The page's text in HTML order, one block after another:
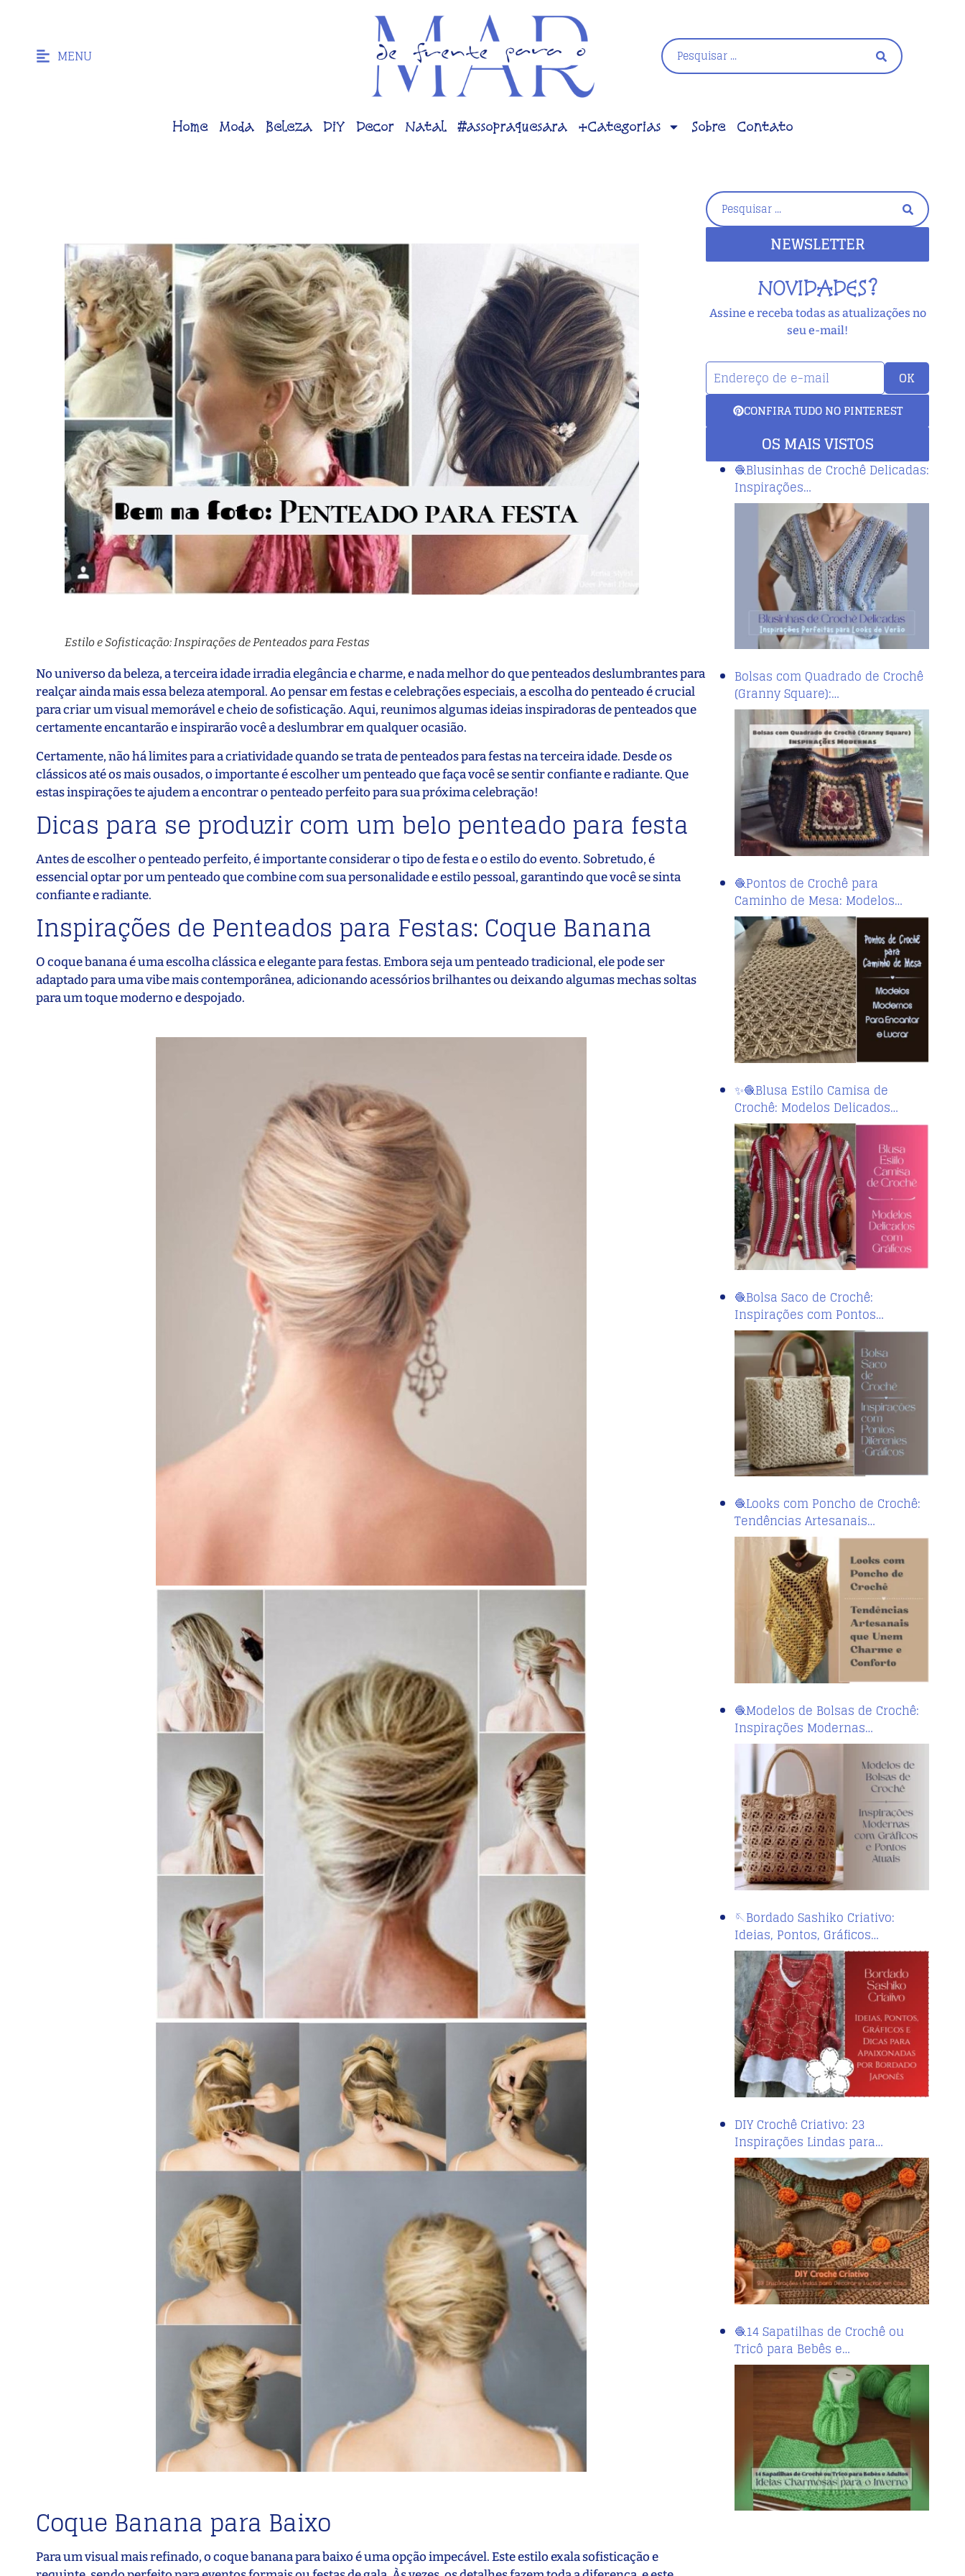
MENU
Home Moda Beleza DiY Decor Natal #assopraquesara +Categorias Sobre Contato
Estilo e Sofisticação: Inspirações de Penteados para Festas
No universo da beleza, a terceira idade irradia elegância e charme, e nada melhor do que penteados deslumbrantes para
realçar ainda mais essa beleza atemporal. Ao pensar em festas e celebrações especiais, a escolha do penteado é crucial
para criar um visual memorável e cheio de sofisticação. Aqui, reunimos algumas ideias inspiradoras de penteados que
certamente encantarão e inspirarão você a deslumbrar em qualquer ocasião.
Certamente, não há limites para a criatividade quando se trata de penteados para festas na terceira idade. Desde os
clássicos até os mais ousados, o importante é escolher um penteado que faça você se sentir confiante e radiante. Que
estas inspirações te ajudem a encontrar o penteado perfeito para sua próxima celebração!
Dicas para se produzir com um belo penteado para festa
Antes de escolher o penteado perfeito, é importante considerar o tipo de festa e o estilo do evento. Sobretudo, é
essencial optar por um penteado que combine com sua personalidade e estilo pessoal, garantindo que você se sinta
confiante e radiante.
Inspirações de Penteados para Festas: Coque Banana
O coque banana é uma escolha clássica e elegante para festas. Embora seja um penteado tradicional, ele pode ser
adaptado para uma vibe mais contemporânea, adicionando acessórios brilhantes ou deixando algumas mechas soltas
para um toque moderno e despojado.
Coque Banana para Baixo
Para um visual mais refinado, o coque banana para baixo é uma opção impecável. Este estilo exala sofisticação e
NEWSLETTER
NOVIDADES?
Assine e receba todas as atualizações no
seu e-mail!
OK
CONFIRA TUDO NO PINTEREST
OS MAIS VISTOS
🧶Blusinhas de Crochê Delicadas:
Inspirações…
Bolsas com Quadrado de Crochê
(Granny Square):…
🧶Pontos de Crochê para
Caminho de Mesa: Modelos…
✨🧶Blusa Estilo Camisa de
Crochê: Modelos Delicados…
🧶Bolsa Saco de Crochê:
Inspirações com Pontos…
🧶Looks com Poncho de Crochê:
Tendências Artesanais…
🧶Modelos de Bolsas de Crochê:
Inspirações Modernas…
🪡Bordado Sashiko Criativo:
Ideias, Pontos, Gráficos…
DIY Crochê Criativo: 23
Inspirações Lindas para…
🧶14 Sapatilhas de Crochê ou
Tricô para Bebês e…